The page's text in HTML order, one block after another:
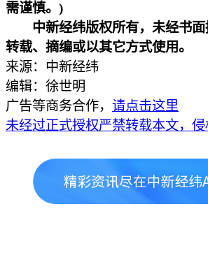
需谨慎。)
中新经纬版权所有，未经书
转载、摘编或以其它方式使用。
来源：中新经纬
编辑：徐世明
广告等商务合作， 请点击这里
未经过正式授权严禁转载本文，